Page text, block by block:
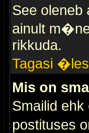
See oleneb
ainult
rikkuda.
Tagasi �les
Mis on
Smailid
postituses